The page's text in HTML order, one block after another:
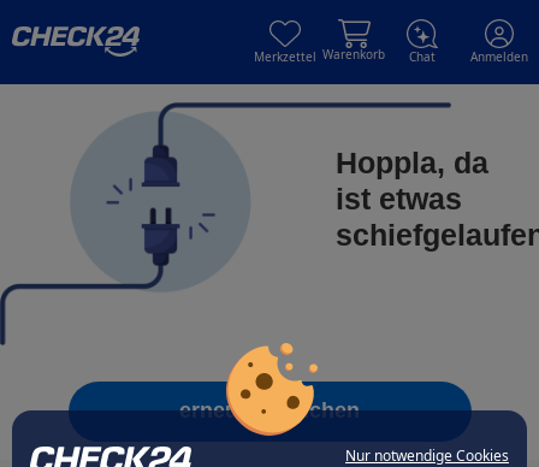
Nur notwendige Cookies
Merkzettel Warenkorb Chat Anmelden
Hoppla, da
ist etwas
erneut versuchen